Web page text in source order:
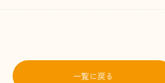
一覧に戻る